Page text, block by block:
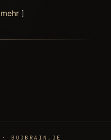
mehr ]
· BUDBRAIN.DE